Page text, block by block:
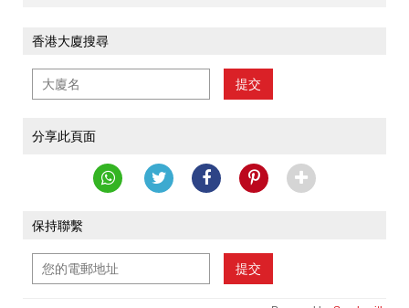
香港大廈搜尋
提交
分享此頁面
保持聯繫
提交